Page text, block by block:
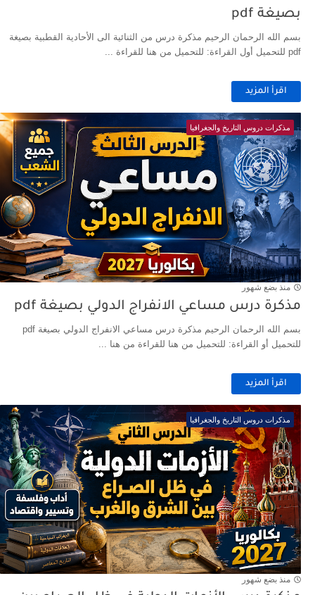
بصيغة pdf
بسم الله الرحمان الرحيم مذكرة درس من الثنائية الى الأحادية القطبية بصيغة
pdf للتحميل أول القراءة: للتحميل من هنا للقراءة ...
اقرأ المزيد
مذكرات دروس التاريخ والجغرافيا
منذ بضع شهور
مذكرة درس مساعي الانفراج الدولي بصيغة pdf
بسم الله الرحمان الرحيم مذكرة درس مساعي الانفراج الدولي بصيغة pdf
للتحميل أو القراءة: للتحميل من هنا للقراءة من هنا ...
اقرأ المزيد
مذكرات دروس التاريخ والجغرافيا
منذ بضع شهور